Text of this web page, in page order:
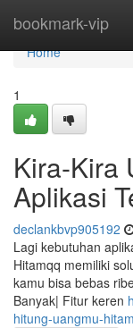
bookmark-vip
Home
Home
1
Kira-Kira
Aplikasi
declankbvp905192
Lagi kebutuhan
Hitamqq memiliki
kamu bisa bebas
Banyak| Fitur keren
hitung-uangmu-